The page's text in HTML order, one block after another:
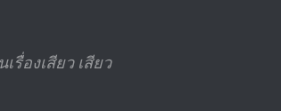
รื่องเสียว เสียว